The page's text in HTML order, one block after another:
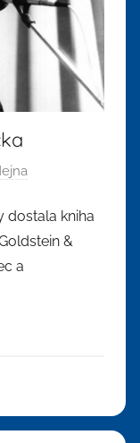
dostala kniha
&
a